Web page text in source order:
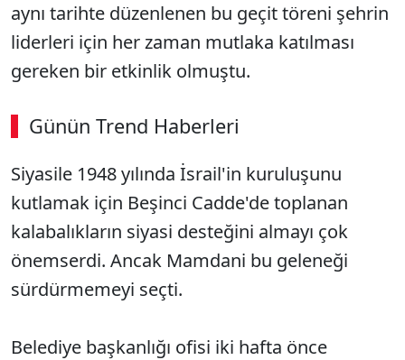
aynı tarihte düzenlenen bu geçit töreni şehrin
liderleri için her zaman mutlaka katılması
gereken bir etkinlik olmuştu.
Günün Trend Haberleri
00:02 / 09:15
Sesi Aç
Siyasile 1948 yılında İsrail'in kuruluşunu
kutlamak için Beşinci Cadde'de toplanan
kalabalıkların siyasi desteğini almayı çok
önemserdi. Ancak Mamdani bu geleneği
sürdürmemeyi seçti.
Belediye başkanlığı ofisi iki hafta önce